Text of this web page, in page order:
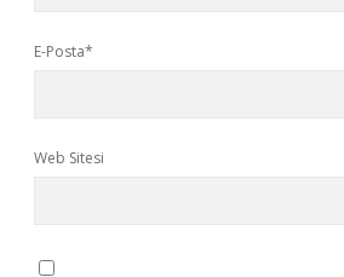
E-Posta*
Web Sitesi